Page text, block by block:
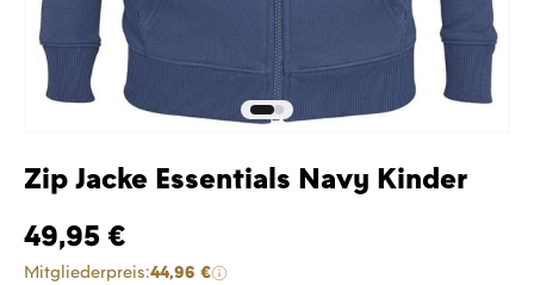
Zip Jacke Essentials Navy Kinder
49,95 €
Mitgliederpreis:44,96 €